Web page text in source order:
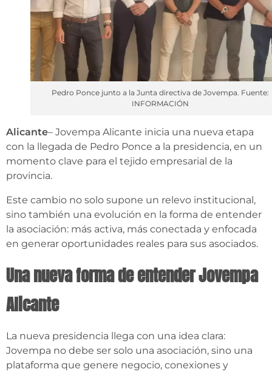
Pedro Ponce junto a la Junta directiva de Jovempa. Fuente:
INFORMACIÓN
Alicante– Jovempa Alicante inicia una nueva etapa
con la llegada de Pedro Ponce a la presidencia, en un
momento clave para el tejido empresarial de la
provincia.
Este cambio no solo supone un relevo institucional,
sino también una evolución en la forma de entender
la asociación: más activa, más conectada y enfocada
en generar oportunidades reales para sus asociados.
Una nueva forma de entender Jovempa
Alicante
La nueva presidencia llega con una idea clara:
Jovempa no debe ser solo una asociación, sino una
plataforma que genere negocio, conexiones y